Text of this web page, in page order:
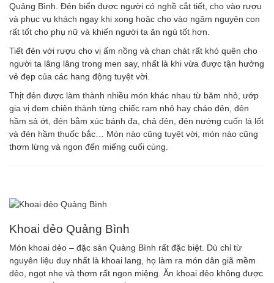
Quảng Bình. Đẻn biển được người có nghề cắt tiết, cho vào rượu
và phục vụ khách ngay khi xong hoặc cho vào ngâm nguyên con
rất tốt cho phụ nữ và khiến người ta ăn ngủ tốt hơn.
Tiết đẻn với rượu cho vị ấm nồng và chan chát rất khó quên cho
người ta lâng lâng trong men say, nhất là khi vừa được tận hưởng
vẻ đẹp của các hang động tuyệt vời.
Thịt đẻn được làm thành nhiều món khác nhau từ băm nhỏ, ướp
gia vị đem chiên thành từng chiếc ram nhỏ hay cháo đẻn, đẻn
hầm sả ớt, đẻn bằm xúc bánh đa, chả đẻn, đẻn nướng cuốn lá lốt
và đẻn hầm thuốc bắc… Món nào cũng tuyệt vời, món nào cũng
thơm lừng và ngon đến miếng cuối cùng.
Khoai dẻo Quảng Bình
Món khoai dẻo – đặc sản Quảng Bình rất đặc biệt. Dù chỉ từ
nguyên liệu duy nhất là khoai lang, họ làm ra món dân giã mềm
dẻo, ngọt nhẹ và thơm rất ngon miệng. Ăn khoai dẻo không được